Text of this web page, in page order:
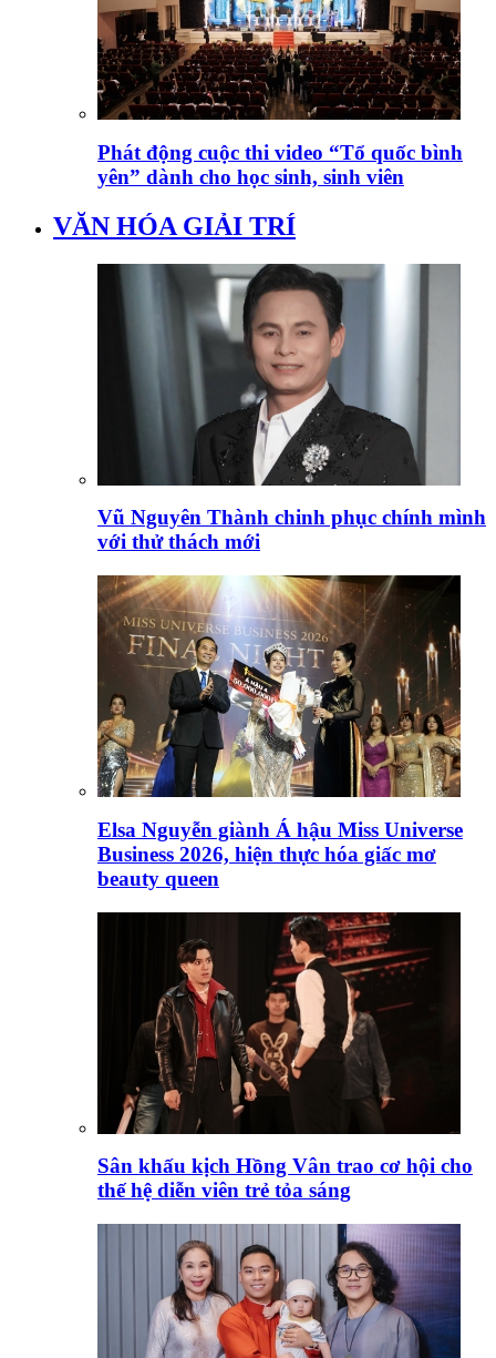
Phát động cuộc thi video “Tổ quốc bình
yên” dành cho học sinh, sinh viên
VĂN HÓA GIẢI TRÍ
Vũ Nguyên Thành chinh phục chính mình
với thử thách mới
Elsa Nguyễn giành Á hậu Miss Universe
Business 2026, hiện thực hóa giấc mơ
beauty queen
Sân khấu kịch Hồng Vân trao cơ hội cho
thế hệ diễn viên trẻ tỏa sáng